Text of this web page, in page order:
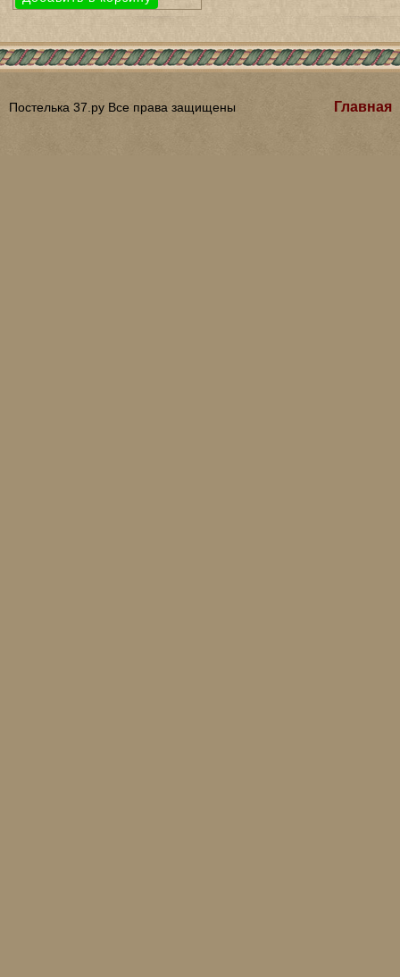
Постелька 37.ру Все права защищены Главная